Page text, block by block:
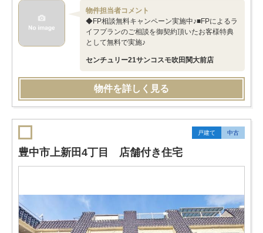
物件担当者コメント
◆FP相談無料キャンペーン実施中♪■FPによるラ
イフプランのご相談を御契約頂いたお客様特典
として無料で実施♪
センチュリー21サンコスモ吹田関大前店
物件を詳しく見る
戸建て 中古
豊中市上新田4丁目 店舗付き住宅